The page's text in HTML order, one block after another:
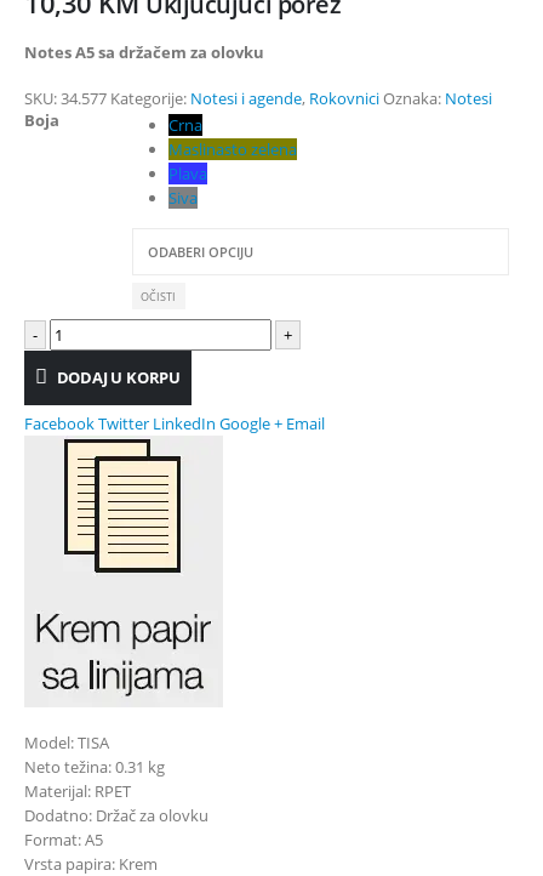
Notes A5 sa držačem za olovku
SKU:34.577 Kategorije: Notesi i agende, RokovniciOznaka: Notesi
Boja
Crna
Maslinasto zelena
Plava
Siva
OČISTI
-
+
DODAJ U KORPU
FacebookTwitter LinkedIn Google + Email
Model: TISA
Neto težina: 0.31 kg
Materijal: RPET
Dodatno: Držač za olovku
Format: A5
Vrsta papira: Krem